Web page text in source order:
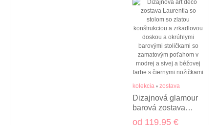
kolekcia zostava
Dizajnová glamour
barová zostava
Laurentia so zlatými
od 119,95 €